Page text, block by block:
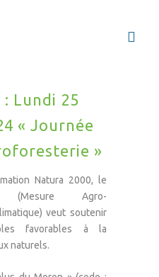
Lundi 25
« Journée
»
Natura 2000, le
(Mesure Agro-
veut soutenir
favorables à la
naturels.